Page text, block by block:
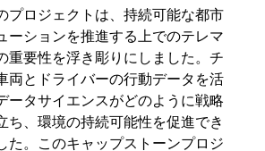
プロジェクトは、持続可能な都市
ーションを推進する上でのテレマ
重要性を浮き彫りにしました。チ
両とドライバーの行動データを活
ータサイエンスがどのように戦略
ち、環境の持続可能性を促進でき
た。このキャップストーンプロジ